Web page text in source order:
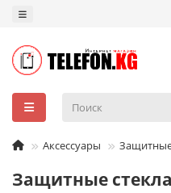
Аксессуары Защитные
Защитные стекла